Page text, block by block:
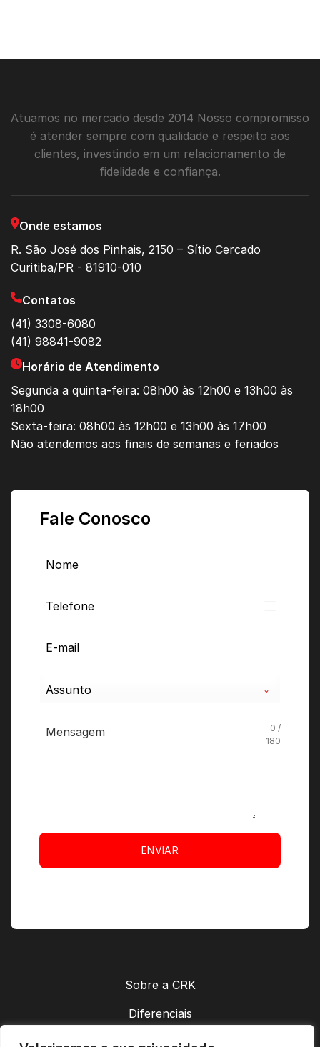
Atuamos no mercado desde 2014 Nosso compromisso
é atender sempre com qualidade e respeito aos
clientes, investindo em um relacionamento de
fidelidade e confiança.
Onde estamos
R. São José dos Pinhais, 2150 – Sítio Cercado
Curitiba/PR - 81910-010
Contatos
(41) 3308-6080
(41) 98841-9082
Horário de Atendimento
Segunda a quinta-feira: 08h00 às 12h00 e 13h00 às
18h00
Sexta-feira: 08h00 às 12h00 e 13h00 às 17h00
Não atendemos aos finais de semanas e feriados
Fale Conosco
Assunto
0 /
180
ENVIAR
Sobre a CRK
Diferenciais
Contatos